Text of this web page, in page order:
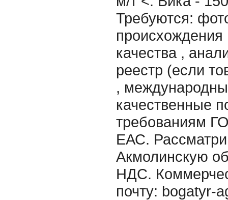
Требуются:
происхождения
качества ,
реестр (если
,
качественные
требованиям
ЕАС.
Акмолинскую
НДС.
почту: bogatyr-